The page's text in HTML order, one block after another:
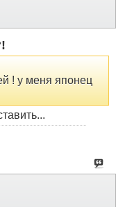
! у меня японец